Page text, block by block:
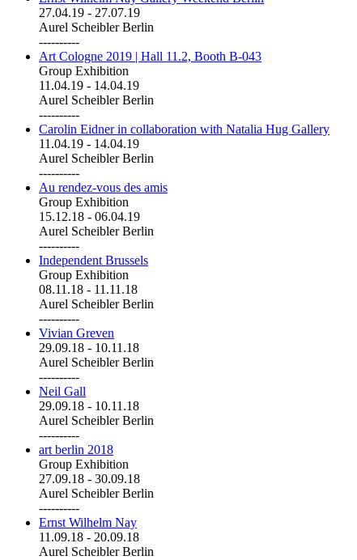
27.04.19 - 27.07.19
Aurel Scheibler Berlin
----------
Art Cologne 2019 | Hall 11.2, Booth B-043
Group Exhibition
11.04.19 - 14.04.19
Aurel Scheibler Berlin
----------
Carolin Eidner in collaboration with Natalia Hug Gallery
11.04.19 - 14.04.19
Aurel Scheibler Berlin
----------
Au rendez-vous des amis
Group Exhibition
15.12.18 - 06.04.19
Aurel Scheibler Berlin
----------
Independent Brussels
Group Exhibition
08.11.18 - 11.11.18
Aurel Scheibler Berlin
----------
Vivian Greven
29.09.18 - 10.11.18
Aurel Scheibler Berlin
----------
Neil Gall
29.09.18 - 10.11.18
Aurel Scheibler Berlin
----------
art berlin 2018
Group Exhibition
27.09.18 - 30.09.18
Aurel Scheibler Berlin
----------
Ernst Wilhelm Nay
11.09.18 - 20.09.18
Aurel Scheibler Berlin